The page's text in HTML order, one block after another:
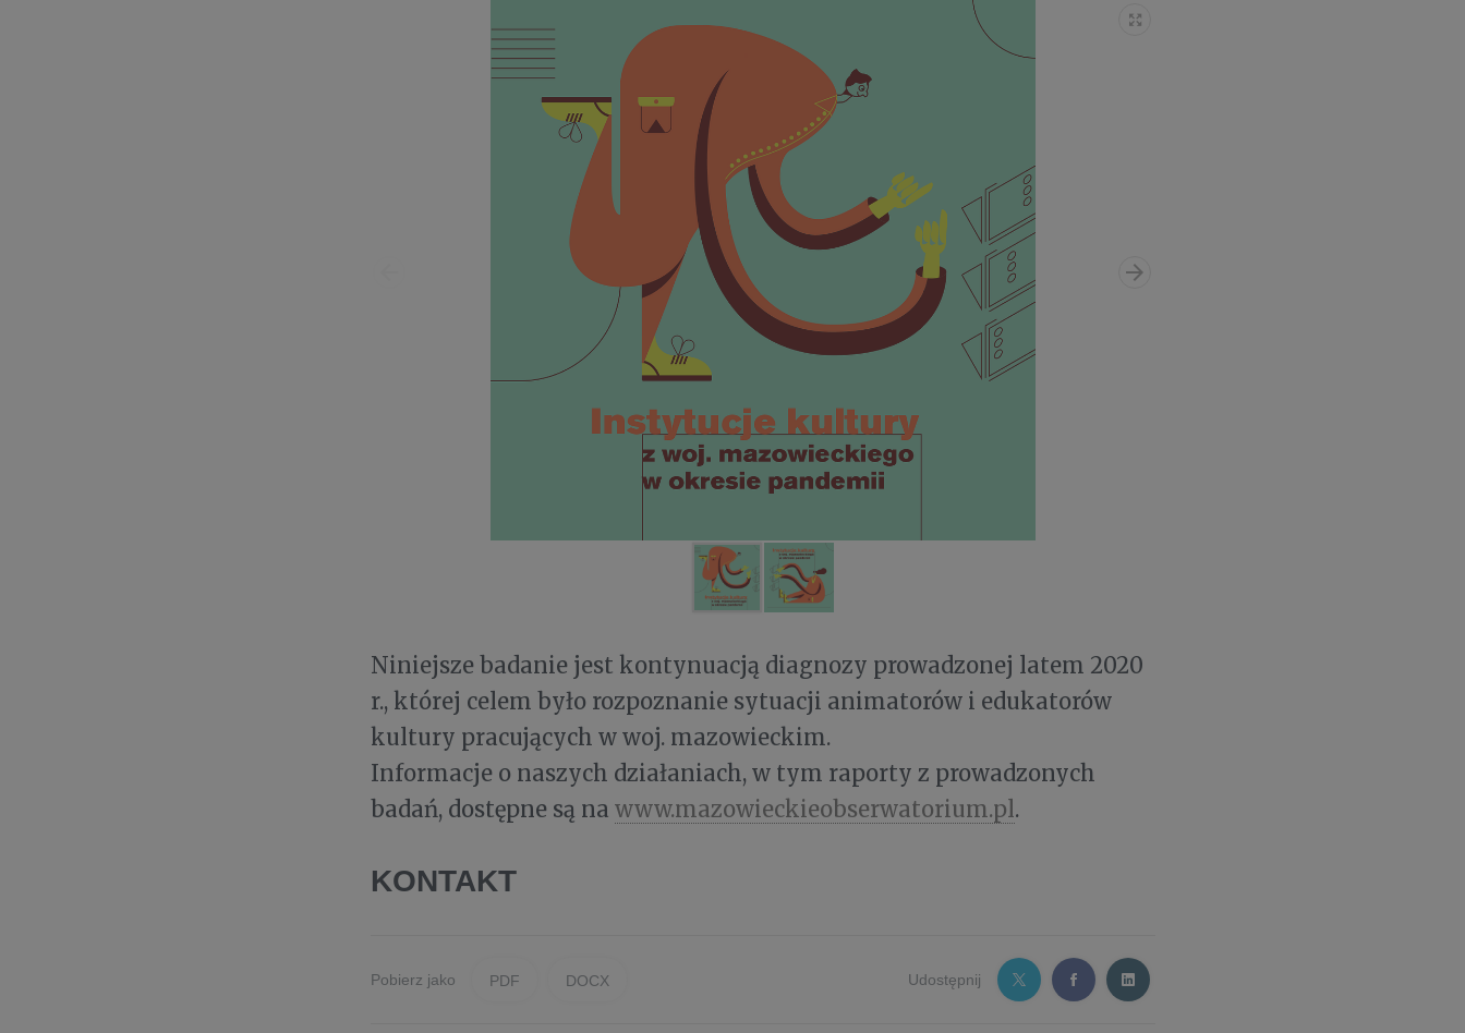
Niniejsze badanie jest kontynuacją diagnozy prowadzonej latem 2020
r., której celem było rozpoznanie sytuacji animatorów i edukatorów
kultury pracujących w woj. mazowieckim.
Informacje o naszych działaniach, w tym raporty z prowadzonych
badań, dostępne są na www.mazowieckieobserwatorium.pl.
KONTAKT
Pobierz jako PDF DOCX Udostępnij